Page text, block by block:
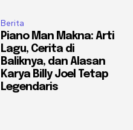
Berita
Piano Man Makna: Arti
Lagu, Cerita di
Baliknya, dan Alasan
Karya Billy Joel Tetap
Legendaris